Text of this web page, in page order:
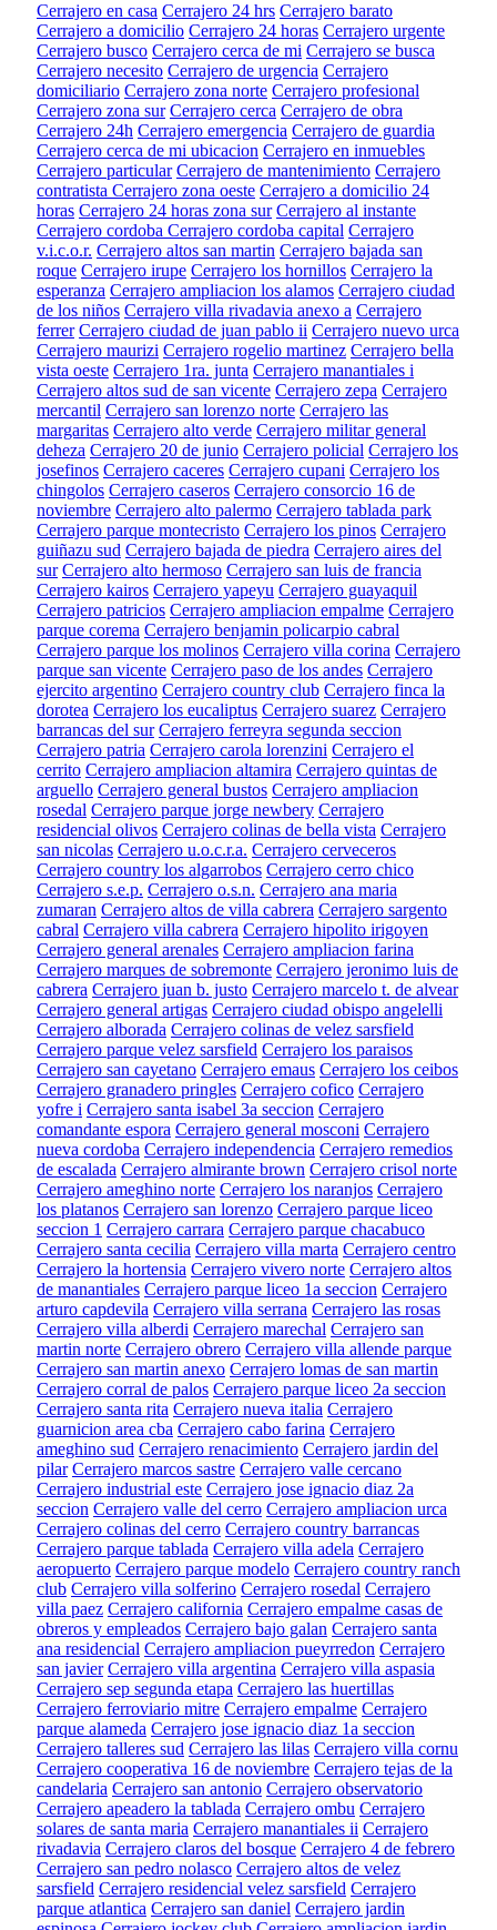
Cerrajero en casa Cerrajero 24 hrs Cerrajero barato
Cerrajero a domicilio Cerrajero 24 horas Cerrajero urgente
Cerrajero busco Cerrajero cerca de mi Cerrajero se busca
Cerrajero necesito Cerrajero de urgencia Cerrajero
domiciliario Cerrajero zona norte Cerrajero profesional
Cerrajero zona sur Cerrajero cerca Cerrajero de obra
Cerrajero 24h Cerrajero emergencia Cerrajero de guardia
Cerrajero cerca de mi ubicacion Cerrajero en inmuebles
Cerrajero particular Cerrajero de mantenimiento Cerrajero
contratista Cerrajero zona oeste Cerrajero a domicilio 24
horas Cerrajero 24 horas zona sur Cerrajero al instante
Cerrajero cordoba Cerrajero cordoba capital Cerrajero
v.i.c.o.r. Cerrajero altos san martin Cerrajero bajada san
roque Cerrajero irupe Cerrajero los hornillos Cerrajero la
esperanza Cerrajero ampliacion los alamos Cerrajero ciudad
de los niños Cerrajero villa rivadavia anexo a Cerrajero
ferrer Cerrajero ciudad de juan pablo ii Cerrajero nuevo urca
Cerrajero maurizi Cerrajero rogelio martinez Cerrajero bella
vista oeste Cerrajero 1ra. junta Cerrajero manantiales i
Cerrajero altos sud de san vicente Cerrajero zepa Cerrajero
mercantil Cerrajero san lorenzo norte Cerrajero las
margaritas Cerrajero alto verde Cerrajero militar general
deheza Cerrajero 20 de junio Cerrajero policial Cerrajero los
josefinos Cerrajero caceres Cerrajero cupani Cerrajero los
chingolos Cerrajero caseros Cerrajero consorcio 16 de
noviembre Cerrajero alto palermo Cerrajero tablada park
Cerrajero parque montecristo Cerrajero los pinos Cerrajero
guiñazu sud Cerrajero bajada de piedra Cerrajero aires del
sur Cerrajero alto hermoso Cerrajero san luis de francia
Cerrajero kairos Cerrajero yapeyu Cerrajero guayaquil
Cerrajero patricios Cerrajero ampliacion empalme Cerrajero
parque corema Cerrajero benjamin policarpio cabral
Cerrajero parque los molinos Cerrajero villa corina Cerrajero
parque san vicente Cerrajero paso de los andes Cerrajero
ejercito argentino Cerrajero country club Cerrajero finca la
dorotea Cerrajero los eucaliptus Cerrajero suarez Cerrajero
barrancas del sur Cerrajero ferreyra segunda seccion
Cerrajero patria Cerrajero carola lorenzini Cerrajero el
cerrito Cerrajero ampliacion altamira Cerrajero quintas de
arguello Cerrajero general bustos Cerrajero ampliacion
rosedal Cerrajero parque jorge newbery Cerrajero
residencial olivos Cerrajero colinas de bella vista Cerrajero
san nicolas Cerrajero u.o.c.r.a. Cerrajero cerveceros
Cerrajero country los algarrobos Cerrajero cerro chico
Cerrajero s.e.p. Cerrajero o.s.n. Cerrajero ana maria
zumaran Cerrajero altos de villa cabrera Cerrajero sargento
cabral Cerrajero villa cabrera Cerrajero hipolito irigoyen
Cerrajero general arenales Cerrajero ampliacion farina
Cerrajero marques de sobremonte Cerrajero jeronimo luis de
cabrera Cerrajero juan b. justo Cerrajero marcelo t. de alvear
Cerrajero general artigas Cerrajero ciudad obispo angelelli
Cerrajero alborada Cerrajero colinas de velez sarsfield
Cerrajero parque velez sarsfield Cerrajero los paraisos
Cerrajero san cayetano Cerrajero emaus Cerrajero los ceibos
Cerrajero granadero pringles Cerrajero cofico Cerrajero
yofre i Cerrajero santa isabel 3a seccion Cerrajero
comandante espora Cerrajero general mosconi Cerrajero
nueva cordoba Cerrajero independencia Cerrajero remedios
de escalada Cerrajero almirante brown Cerrajero crisol norte
Cerrajero ameghino norte Cerrajero los naranjos Cerrajero
los platanos Cerrajero san lorenzo Cerrajero parque liceo
seccion 1 Cerrajero carrara Cerrajero parque chacabuco
Cerrajero santa cecilia Cerrajero villa marta Cerrajero centro
Cerrajero la hortensia Cerrajero vivero norte Cerrajero altos
de manantiales Cerrajero parque liceo 1a seccion Cerrajero
arturo capdevila Cerrajero villa serrana Cerrajero las rosas
Cerrajero villa alberdi Cerrajero marechal Cerrajero san
martin norte Cerrajero obrero Cerrajero villa allende parque
Cerrajero san martin anexo Cerrajero lomas de san martin
Cerrajero corral de palos Cerrajero parque liceo 2a seccion
Cerrajero santa rita Cerrajero nueva italia Cerrajero
guarnicion area cba Cerrajero cabo farina Cerrajero
ameghino sud Cerrajero renacimiento Cerrajero jardin del
pilar Cerrajero marcos sastre Cerrajero valle cercano
Cerrajero industrial este Cerrajero jose ignacio diaz 2a
seccion Cerrajero valle del cerro Cerrajero ampliacion urca
Cerrajero colinas del cerro Cerrajero country barrancas
Cerrajero parque tablada Cerrajero villa adela Cerrajero
aeropuerto Cerrajero parque modelo Cerrajero country ranch
club Cerrajero villa solferino Cerrajero rosedal Cerrajero
villa paez Cerrajero california Cerrajero empalme casas de
obreros y empleados Cerrajero bajo galan Cerrajero santa
ana residencial Cerrajero ampliacion pueyrredon Cerrajero
san javier Cerrajero villa argentina Cerrajero villa aspasia
Cerrajero sep segunda etapa Cerrajero las huertillas
Cerrajero ferroviario mitre Cerrajero empalme Cerrajero
parque alameda Cerrajero jose ignacio diaz 1a seccion
Cerrajero talleres sud Cerrajero las lilas Cerrajero villa cornu
Cerrajero cooperativa 16 de noviembre Cerrajero tejas de la
candelaria Cerrajero san antonio Cerrajero observatorio
Cerrajero apeadero la tablada Cerrajero ombu Cerrajero
solares de santa maria Cerrajero manantiales ii Cerrajero
rivadavia Cerrajero claros del bosque Cerrajero 4 de febrero
Cerrajero san pedro nolasco Cerrajero altos de velez
sarsfield Cerrajero residencial velez sarsfield Cerrajero
parque atlantica Cerrajero san daniel Cerrajero jardin